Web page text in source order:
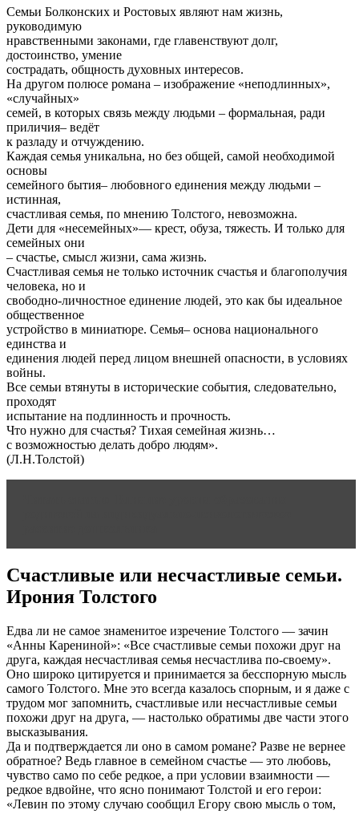
Семьи Болконских и Ростовых являют нам жизнь,
руководимую
нравственными законами, где главенствуют долг,
достоинство, умение
сострадать, общность духовных интересов.
На другом полюсе романа – изображение «неподлинных»,
«случайных»
семей, в которых связь между людьми – формальная, ради
приличия– ведёт
к разладу и отчуждению.
Каждая семья уникальна, но без общей, самой необходимой
основы
семейного бытия– любовного единения между людьми –
истинная,
счастливая семья, по мнению Толстого, невозможна.
Дети для «несемейных»— крест, обуза, тяжесть. И только для
семейных они
– счастье, смысл жизни, сама жизнь.
Счастливая семья не только источник счастья и благополучия
человека, но и
свободно-личностное единение людей, это как бы идеальное
общественное
устройство в миниатюре. Семья– основа национального
единства и
единения людей перед лицом внешней опасности, в условиях
войны.
Все семьи втянуты в исторические события, следовательно,
проходят
испытание на подлинность и прочность.
Что нужно для счастья? Тихая семейная жизнь…
с возможностью делать добро людям».
(Л.Н.Толстой)
Счастливые или несчастливые семьи.
Ирония Толстого
Едва ли не самое знаменитое изречение Толстого — зачин
«Анны Карениной»: «Все счастливые семьи похожи друг на
друга, каждая несчастливая семья несчастлива по-своему».
Оно широко цитируется и принимается за бесспорную мысль
самого Толстого. Мне это всегда казалось спорным, и я даже с
трудом мог запомнить, счастливые или несчастливые семьи
похожи друг на друга, — настолько обратимы две части этого
высказывания.
Да и подтверждается ли оно в самом романе? Разве не вернее
обратное? Ведь главное в семейном счастье — это любовь,
чувство само по себе редкое, а при условии взаимности —
редкое вдвойне, что ясно понимают Толстой и его герои:
«Левин по этому случаю сообщил Егору свою мысль о том,